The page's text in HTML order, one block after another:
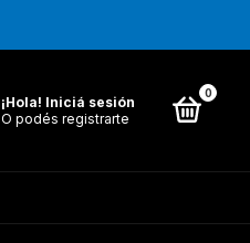
¡Hola! Iniciá sesión
O podés registrarte
0